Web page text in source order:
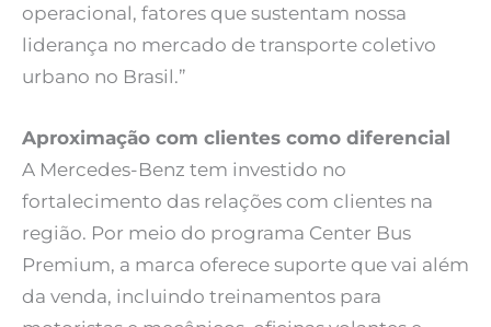
operacional, fatores que sustentam nossa
liderança no mercado de transporte coletivo
urbano no Brasil.”
Aproximação com clientes como diferencial
A Mercedes-Benz tem investido no
fortalecimento das relações com clientes na
região. Por meio do programa Center Bus
Premium, a marca oferece suporte que vai além
da venda, incluindo treinamentos para